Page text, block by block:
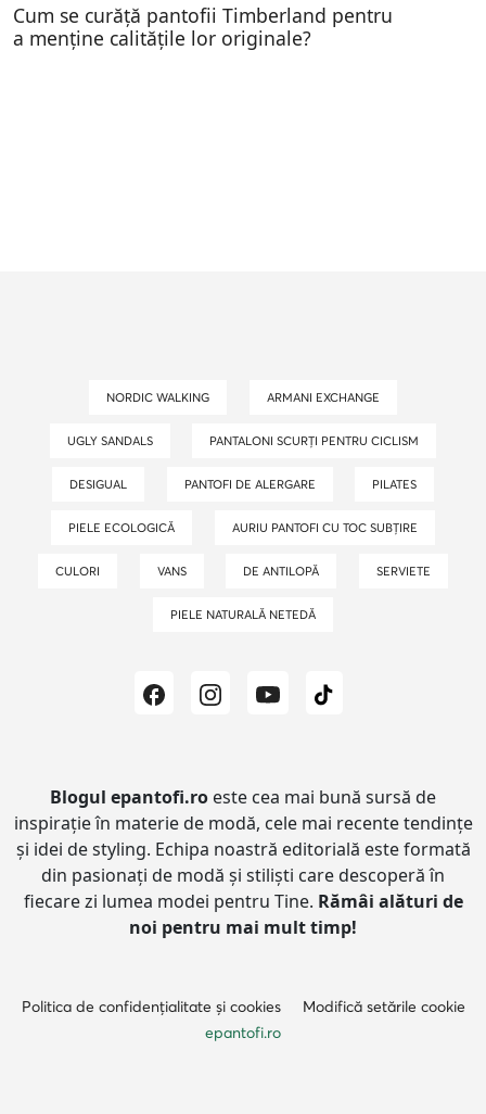
Cum se curăță pantofii Timberland pentru
a menține calitățile lor originale?
NORDIC WALKING ARMANI EXCHANGE
UGLY SANDALS PANTALONI SCURȚI PENTRU CICLISM
DESIGUAL PANTOFI DE ALERGARE PILATES
PIELE ECOLOGICĂ AURIU PANTOFI CU TOC SUBȚIRE
CULORI VANS DE ANTILOPĂ SERVIETE
PIELE NATURALĂ NETEDĂ
Blogul epantofi.ro este cea mai bună sursă de
inspirație în materie de modă, cele mai recente tendințe
și idei de styling. Echipa noastră editorială este formată
din pasionați de modă și stiliști care descoperă în
fiecare zi lumea modei pentru Tine. Rămâi alături de
noi pentru mai mult timp!
Politica de confidențialitate și cookies
Modifică setările cookie
epantofi.ro